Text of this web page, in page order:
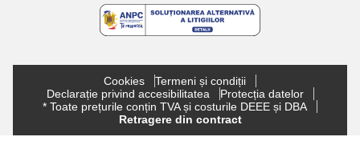
Cookies
Termeni și condiții
Declarație privind accesibilitatea
Protecția datelor
* Toate prețurile conțin TVA și costurile DEEE și DBA
Retragere din contract